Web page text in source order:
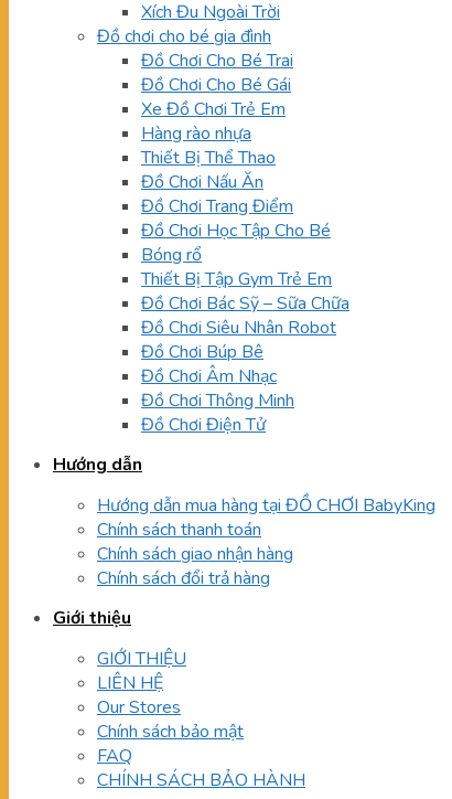
Xích Đu Ngoài Trời
Đồ chơi cho bé gia đình
Đồ Chơi Cho Bé Trai
Đồ Chơi Cho Bé Gái
Xe Đồ Chơi Trẻ Em
Hàng rào nhựa
Thiết Bị Thể Thao
Đồ Chơi Nấu Ăn
Đồ Chơi Trang Điểm
Đồ Chơi Học Tập Cho Bé
Bóng rổ
Thiết Bị Tập Gym Trẻ Em
Đồ Chơi Bác Sỹ – Sữa Chữa
Đồ Chơi Siêu Nhân Robot
Đồ Chơi Búp Bê
Đồ Chơi Âm Nhạc
Đồ Chơi Thông Minh
Đồ Chơi Điện Tử
Hướng dẫn
Hướng dẫn mua hàng tại ĐỒ CHƠI BabyKing
Chính sách thanh toán
Chính sách giao nhận hàng
Chính sách đổi trả hàng
Giới thiệu
GIỚI THIỆU
LIÊN HỆ
Our Stores
Chính sách bảo mật
FAQ
CHÍNH SÁCH BẢO HÀNH